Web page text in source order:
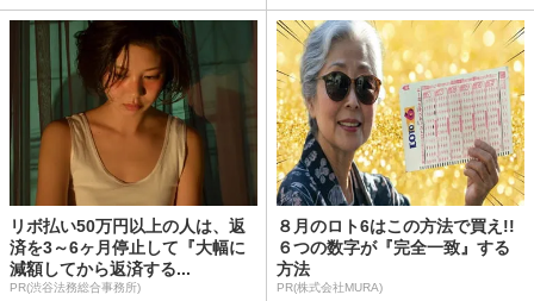
リボ払い50万円以上の人は、返
済を3～6ヶ月停止して『大幅に
減額してから返済する...
PR(渋谷法務総合事務所)
８月のロト6はこの方法で買え!!
６つの数字が『完全一致』する
方法
PR(株式会社MURA)